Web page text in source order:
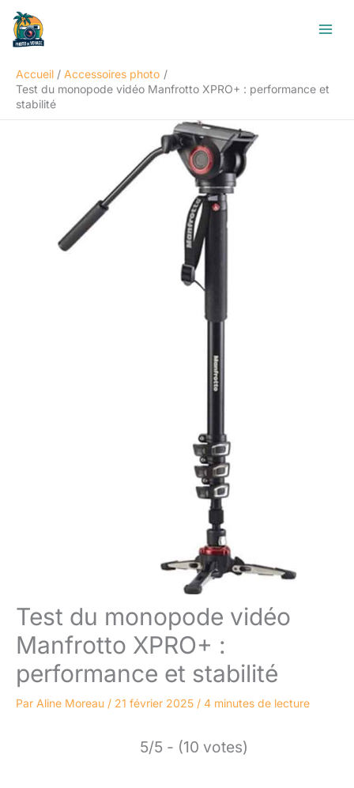
Aller
contenu
Accueil
Accessoires photo
Test du monopode vidéo Manfrotto XPRO+ : performance et
stabilité
Test du monopode vidéo
Manfrotto XPRO+ :
performance et stabilité
Par Aline Moreau / 21 février 2025 / 4 minutes de lecture
5/5 - (10 votes)
R
e
h